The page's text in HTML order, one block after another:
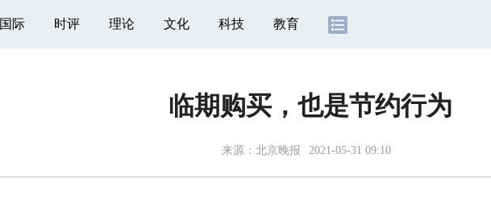
国际 时评 理论 文化 科技 教育
临期购买，也是节约行为
来源： 北京晚报 2021-05-31 09:10